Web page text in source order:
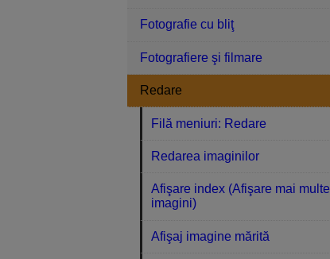
Fotografie cu bliţ
Fotografiere şi filmare
Redare
Filă meniuri: Redare
Redarea imaginilor
Afişare index (Afişare mai multe
imagini)
Afişaj imagine mărită